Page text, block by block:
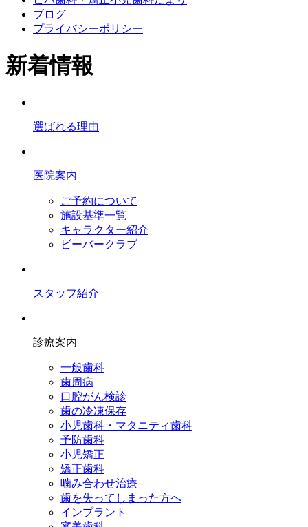
ブログ
プライバシーポリシー
新着情報
選ばれる理由
医院案内
ご予約について
施設基準一覧
キャラクター紹介
ビーバークラブ
スタッフ紹介
診療案内
一般歯科
歯周病
口腔がん検診
歯の冷凍保存
小児歯科・マタニティ歯科
予防歯科
小児矯正
矯正歯科
噛み合わせ治療
歯を失ってしまった方へ
インプラント